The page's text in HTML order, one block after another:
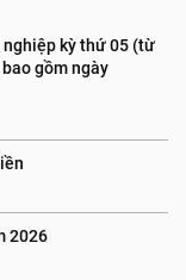
kỳ thứ 05 (từ
gồm ngày
2026